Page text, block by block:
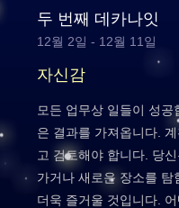
두 번째 데카나잇
12월 2일 - 12월 11일
자신감
모든 업무상 일들이 성
은 결과를 가져옵니다.
고 검토해야 합니다. 당
가거나 새로운 장소를
더욱 즐거울 것입니다.